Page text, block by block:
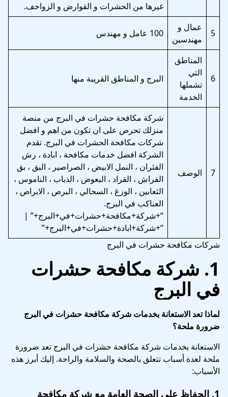
غيرها من الحشرات و القوارض و الزواحف.
5
عمال و
مهندسين
100 عامل و مهندس
6
المناطق
التي
تشملها
الخدمة
البرج و المناطق القريبة منها
7 الوصف
شركة مكافحة حشرات في البرج من منصة
منزلك تحرص على ان تكون من اهم و افضل
شركات مكافحة الحشرات في البرج. تقدم
الشركة افضل خدمات مكافحة ، ابادة ، رش
الفئران ، النمل الابيض ، الصراصير ، البق ، بق
الفراش ، القراد ، البعوض ، الذباب ، الناموس ،
الثعابين ، الوزغ ، السحالي ، البرص ، الابراص ،
العناكب في البرج.
“+شركة+مكافحة+حشرات+في+البرج+” |
“+شركة+ابادة+حشرات+في+البرج+”
شركات مكافحة حشرات في البرج
1. شركة مكافحة حشرات
في البرج
لماذا تعد الاستعانة بخدمات شركة مكافحة حشرات في البرج
ضرورة ملحة؟
الاستعانة بخدمات شركة مكافحة حشرات في البرج تعد ضرورة
ملحة لعدة أسباب تتعلق بالصحة والسلامة والراحة. إليك أبرز هذه
الأسباب:
1. الحفاظ على الصحة العامة مع شركة مكافحة